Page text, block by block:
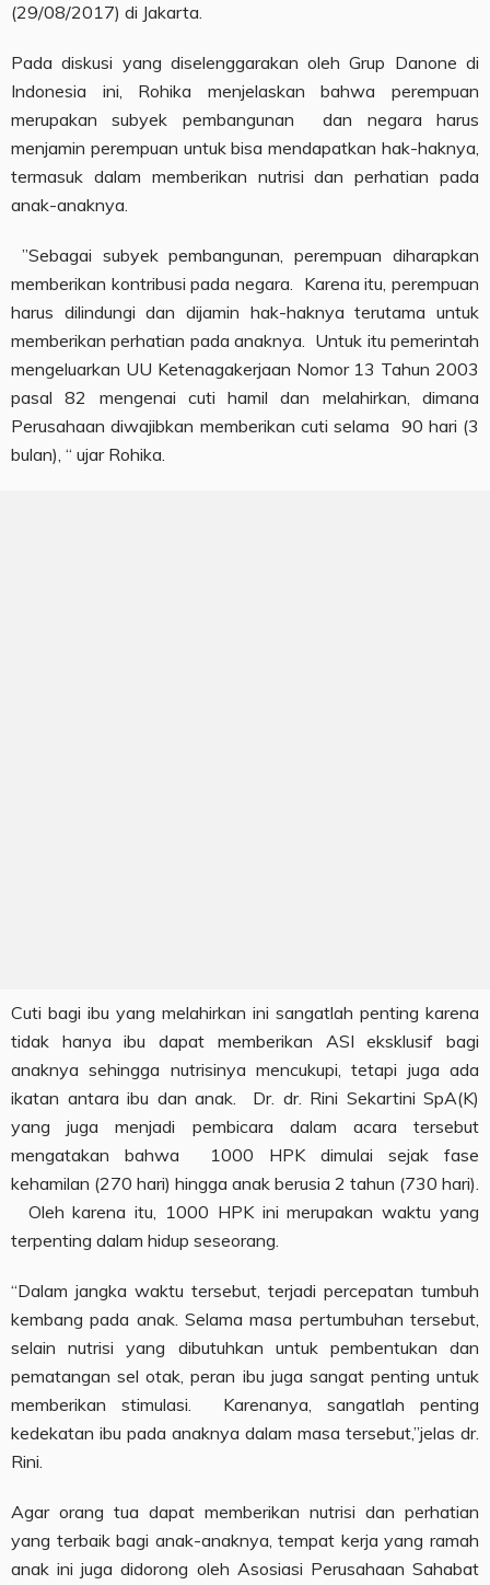
(29/08/2017) di Jakarta.
Pada diskusi yang diselenggarakan oleh Grup Danone di
Indonesia ini, Rohika menjelaskan bahwa perempuan
merupakan subyek pembangunan dan negara harus
menjamin perempuan untuk bisa mendapatkan hak-haknya,
termasuk dalam memberikan nutrisi dan perhatian pada
anak-anaknya.
”Sebagai subyek pembangunan, perempuan diharapkan
memberikan kontribusi pada negara. Karena itu, perempuan
harus dilindungi dan dijamin hak-haknya terutama untuk
memberikan perhatian pada anaknya. Untuk itu pemerintah
mengeluarkan UU Ketenagakerjaan Nomor 13 Tahun 2003
pasal 82 mengenai cuti hamil dan melahirkan, dimana
Perusahaan diwajibkan memberikan cuti selama 90 hari (3
bulan), “ ujar Rohika.
Cuti bagi ibu yang melahirkan ini sangatlah penting karena
tidak hanya ibu dapat memberikan ASI eksklusif bagi
anaknya sehingga nutrisinya mencukupi, tetapi juga ada
ikatan antara ibu dan anak. Dr. dr. Rini Sekartini SpA(K)
yang juga menjadi pembicara dalam acara tersebut
mengatakan bahwa 1000 HPK dimulai sejak fase
kehamilan (270 hari) hingga anak berusia 2 tahun (730 hari).
Oleh karena itu, 1000 HPK ini merupakan waktu yang
terpenting dalam hidup seseorang.
“Dalam jangka waktu tersebut, terjadi percepatan tumbuh
kembang pada anak. Selama masa pertumbuhan tersebut,
selain nutrisi yang dibutuhkan untuk pembentukan dan
pematangan sel otak, peran ibu juga sangat penting untuk
memberikan stimulasi. Karenanya, sangatlah penting
kedekatan ibu pada anaknya dalam masa tersebut,”jelas dr.
Rini.
Agar orang tua dapat memberikan nutrisi dan perhatian
yang terbaik bagi anak-anaknya, tempat kerja yang ramah
anak ini juga didorong oleh Asosiasi Perusahaan Sahabat